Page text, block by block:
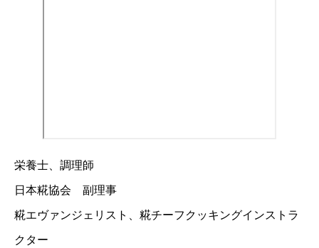
栄養士、調理師
日本糀協会 副理事
糀エヴァンジェリスト、糀チーフクッキングインストラ
クター